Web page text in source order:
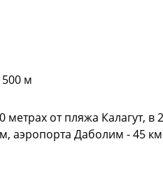
м
от пляжа Калагут, в
аэропорта Даболим - 45